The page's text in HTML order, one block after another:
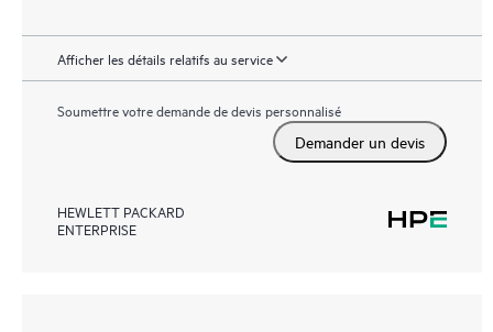
Afficher les détails relatifs au service
Soumettre votre demande de devis personnalisé
Demander un devis
HEWLETT PACKARD
ENTERPRISE